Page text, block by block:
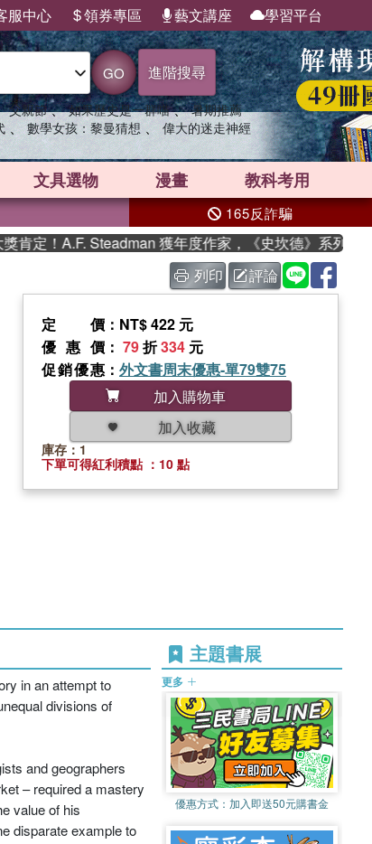
服中心 領券專區 藝文講座 學習平台
GO 進階搜尋
父親節 、 如果歷史是一群喵 、 暑期推薦
、 數學女孩：黎曼猜想 、 偉大的迷走神經
文具選物 漫畫 教科考用
165反詐騙
定！A.F. Steadman 獲年度作家，《史坎德》系列帶你踏
列印 評論
定價 ：NT$ 422 元
優惠價 ： 79折334 元
促銷優惠 ： 外文書周末優惠-單79雙75
加入購物車
加入收藏
庫存：1
下單可得紅利積點 ：10 點
in an attempt to
divisions of
and geographers
– required a mastery
value of his
disparate example to
主題書展
更多
優惠方式： 加入即送50元購書金